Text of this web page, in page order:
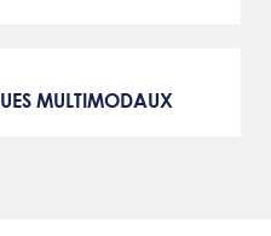
MULTIMODAUX